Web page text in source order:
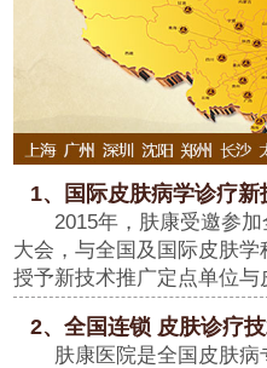
1、国际皮肤病学诊疗
2015年，肤康受邀参
大会，与全国及国际皮肤
授予新技术推广定点单位与
2、全国连锁 皮肤诊疗
肤康医院是全国皮肤